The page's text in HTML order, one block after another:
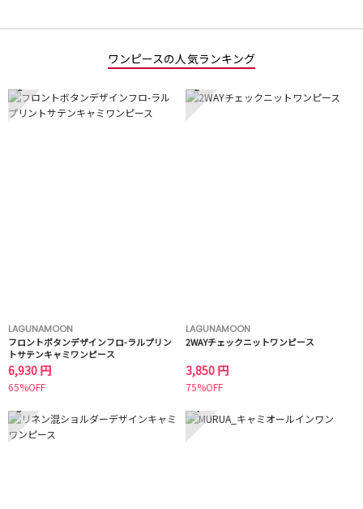
ワンピースの人気ランキング
1
LAGUNAMOON
フロントボタンデザインフロ-ラルプリン
トサテンキャミワンピース
6,930 円
65%OFF
2
LAGUNAMOON
2WAYチェックニットワンピース
3,850 円
75%OFF
3 4